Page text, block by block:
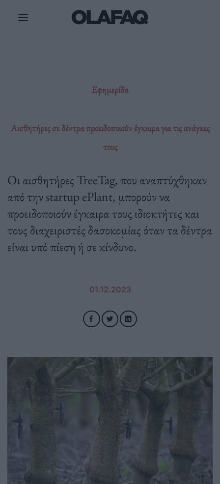
Εφημερίδα
Αισθητήρες σε δέντρα προειδοποιούν έγκαιρα για τις ανάγκες
τους
Οι αισθητήρες TreeTag, που αναπτύχθηκαν
από την startup ePlant, μπορούν να
προειδοποιούν έγκαιρα τους ιδιοκτήτες και
τους διαχειριστές δασοκομίας όταν τα δέντρα
είναι υπό πίεση ή σε κίνδυνο.
01.12.2023